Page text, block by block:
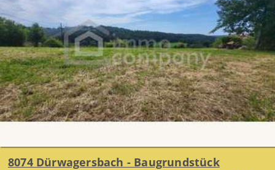
8074 Dürwagersbach - Baugrundstück